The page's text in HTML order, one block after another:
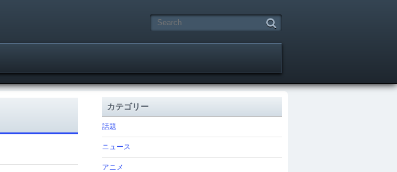
カテゴリー
話題
ニュース
アニメ